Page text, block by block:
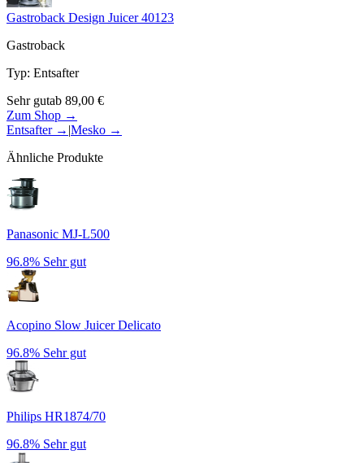
Gastroback Design Juicer 40123
Gastroback
Typ: Entsafter
Sehr gutab 89,00 €
Zum Shop →
Entsafter→ |Mesko →
Ähnliche Produkte
Panasonic MJ-L500
96.8% Sehr gut
Acopino Slow Juicer Delicato
96.8% Sehr gut
Philips HR1874/70
96.8% Sehr gut